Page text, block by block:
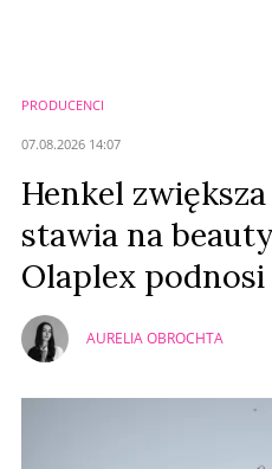
PRODUCENCI
07.08.2026 14:07
Henkel
stawia na
Olaplex
AURELIA OBROCHTA